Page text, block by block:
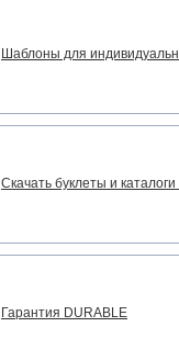
Шаблоны для
Скачать буклеты и
Гарантия DURABLE